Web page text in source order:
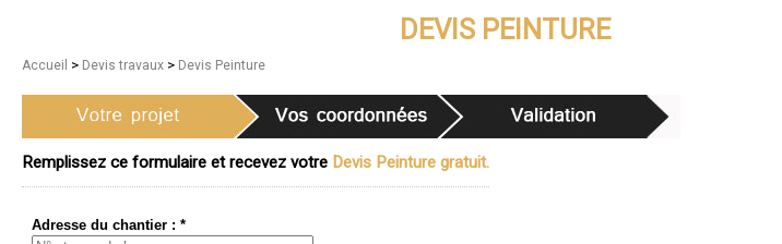
DEVIS PEINTURE
Accueil > Devis travaux > Devis Peinture
Remplissez ce formulaire et recevez votre Devis Peinture gratuit.
Adresse du chantier : *